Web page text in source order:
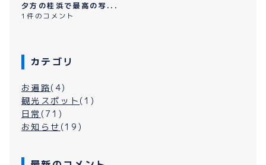
夕方の桂浜で最高の写...
1件のコメント
カテゴリ
お遍路(4)
観光スポット (1)
日常 (71)
お知らせ (19)